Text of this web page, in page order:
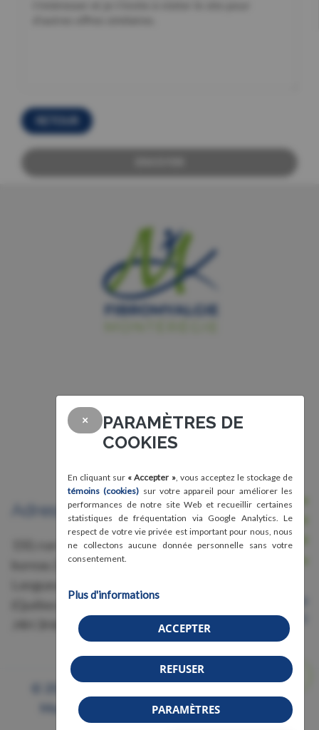
Adresse
150, rue Grant,
bureau 228
Longueuil
Nous joindre
Avis légal, conditions d'utilisation et
confidentialité
Organisme de bienfaisance
Numéro 87583011RR0001
© 2026 Association de la fibromyalgie - Région
Montérégie (AFRM) | Tous droits réservés.
×
PARAMÈTRES DE
COOKIES
En cliquant sur « Accepter », vous acceptez le stockage de
témoins (cookies) sur votre appareil pour améliorer les
performances de notre site Web et recueillir certaines
statistiques de fréquentation via Google Analytics. Le
respect de votre vie privée est important pour nous, nous
ne collectons aucune donnée personnelle sans votre
consentement.
Plus d'informations
ACCEPTER
REFUSER
PARAMÈTRES